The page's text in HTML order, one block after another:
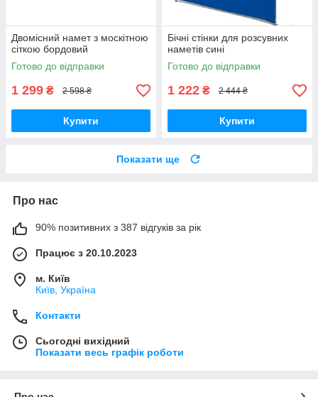
Двомісний намет з москітною
сіткою бордовий
Готово до відправки
1 299 ₴ 2 598 ₴
Купити
Бічні стінки для розсувних
наметів сині
Готово до відправки
1 222 ₴ 2 444 ₴
Купити
Показати ще
Про нас
90% позитивних з 387 відгуків за рік
Працює з 20.10.2023
м. Київ
Київ, Україна
Контакти
Сьогодні вихідний
Показати весь графік роботи